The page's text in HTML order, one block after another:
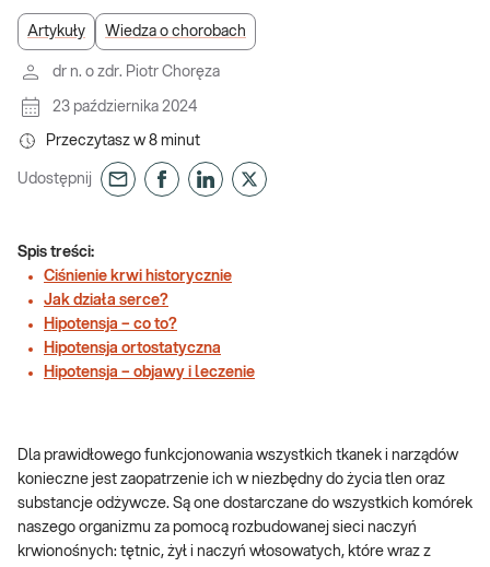
Artykuły Wiedza o chorobach
dr n. o zdr. Piotr Choręza
23 października 2024
Przeczytasz w 8 minut
Udostępnij
Spis treści:
Ciśnienie krwi historycznie
Jak działa serce?
Hipotensja – co to?
Hipotensja ortostatyczna
Hipotensja – objawy i leczenie
Dla prawidłowego funkcjonowania wszystkich tkanek i narządów
konieczne jest zaopatrzenie ich w niezbędny do życia tlen oraz
substancje odżywcze. Są one dostarczane do wszystkich komórek
naszego organizmu za pomocą rozbudowanej sieci naczyń
krwionośnych: tętnic, żył i naczyń włosowatych, które wraz z